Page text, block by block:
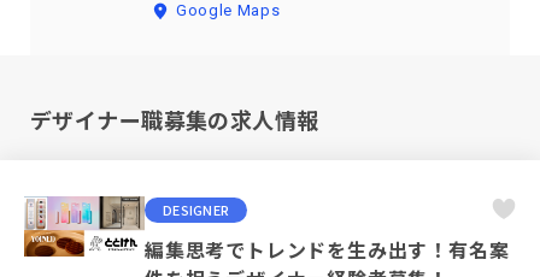
Google Maps
デザイナー職募集の求人情報
DESIGNER
編集思考でトレンドを生み出す！有名案